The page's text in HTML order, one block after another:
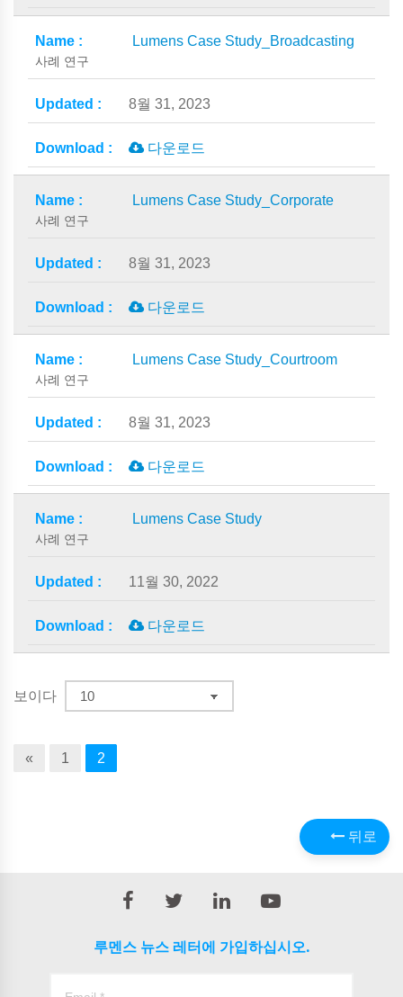
Lumens Case Study_Broadcasting
사례 연구
8월 31, 2023
다운로드
Lumens Case Study_Corporate
사례 연구
8월 31, 2023
다운로드
Lumens Case Study_Courtroom
사례 연구
8월 31, 2023
다운로드
Lumens Case Study
사례 연구
11월 30, 2022
다운로드
보이다
« 1 2
뒤로
루멘스 뉴스 레터에 가입하십시오.